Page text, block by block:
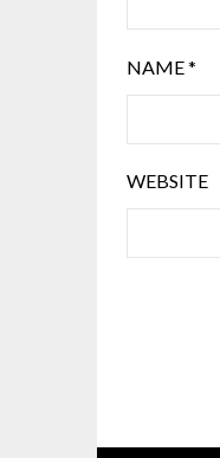
NAME*
WEBSITE